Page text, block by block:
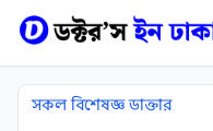
সকল বিশেষজ্ঞ ডাক্তার